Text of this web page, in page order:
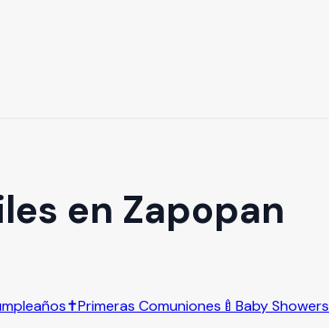
en Zapopan
✝️Primeras Comuniones 🍼 Baby Showers